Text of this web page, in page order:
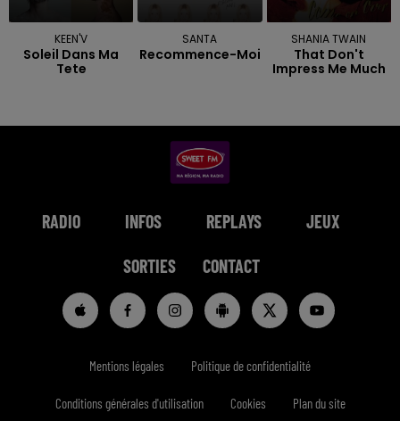
KEEN'V
Soleil Dans Ma
Tete
SANTA
Recommence-Moi
SHANIA TWAIN
That Don't
Impress Me Much
RADIO INFOS REPLAYS JEUX
SORTIES CONTACT
Mentions légales Politique de confidentialité
Conditions générales d'utilisation Cookies Plan du site